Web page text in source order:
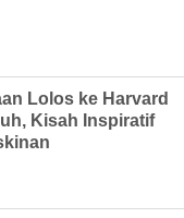
Lolos ke Harvard
Kisah Inspiratif